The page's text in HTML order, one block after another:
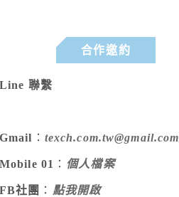
合作邀約
Line 聯繫
Gmail ： texch.com.tw@gmail.com
Mobile 01 ： 個人檔案
FB社團 ： 點我開啟